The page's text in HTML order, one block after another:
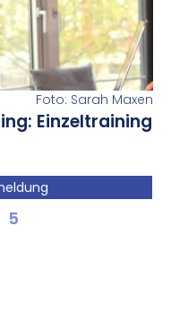
Foto: Sarah Maxen
Einzeltraining
5